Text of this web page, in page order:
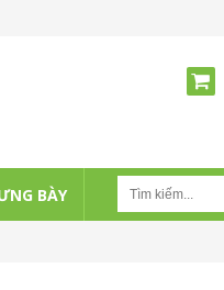
BÀY